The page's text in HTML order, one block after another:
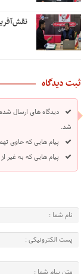
ثبت دیدگاه
دیدگاه های ارسال
شد.
پیام هایی که حاوی
پیام هایی که به غیر